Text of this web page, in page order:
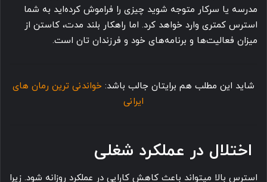
مدرسه یا سرکار متوجه شوید چیزی را فراموش کرده اید به شما
استرس کمتری وارد خواهد کرد. اما راهکار بلند مدت، کاستن از
میزان فعالیت ها و برنامه های خود و فرزندان تان است.
شاید این مطلب هم برایتان جالب باشد: خواندنی ترین رمان های
ایرانی
اختلال در عملکرد شغلی
استرس بالا میتواند باعث کاهش کارایی در عملکرد روزانه شود. زیرا